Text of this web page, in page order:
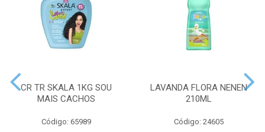
CR TR SKALA 1KG SOU
MAIS CACHOS
Código: 65989
LAVANDA FLORA NENEN
210ML
Código: 24605